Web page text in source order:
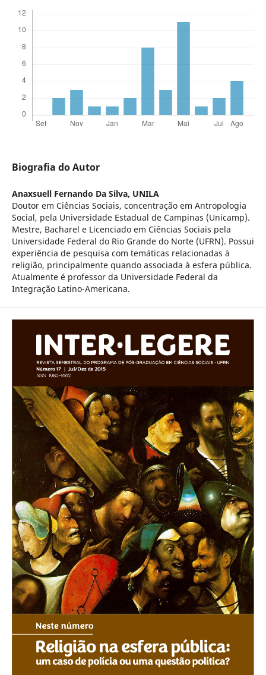
Biografia do Autor
Anaxsuell Fernando Da Silva, UNILA
Doutor em Ciências Sociais, concentração em Antropologia
Social, pela Universidade Estadual de Campinas (Unicamp).
Mestre, Bacharel e Licenciado em Ciências Sociais pela
Universidade Federal do Rio Grande do Norte (UFRN). Possui
experiência de pesquisa com temáticas relacionadas à
religião, principalmente quando associada à esfera pública.
Atualmente é professor da Universidade Federal da
Integração Latino-Americana.